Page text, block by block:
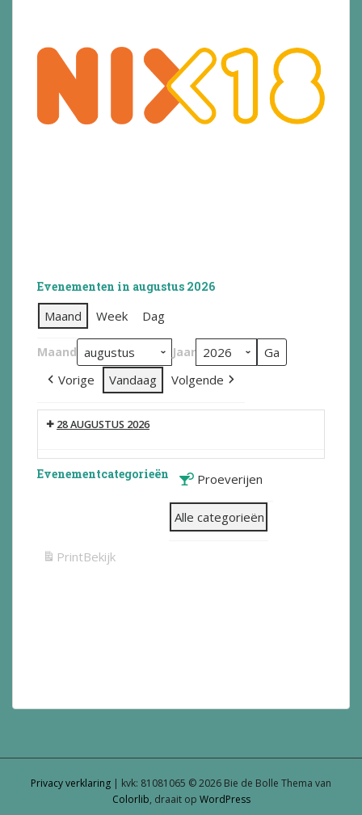
Evenementen in augustus 2026
Maand Week Dag
Maand Jaar
Vorige Vandaag Volgende
28 AUGUSTUS 2026
Evenementcategorieën Proeverijen
Alle categorieën
PrintBekijk
Privacy verklaring | kvk: 81081065 © 2026 Bie de Bolle Thema van
Colorlib, draait op WordPress